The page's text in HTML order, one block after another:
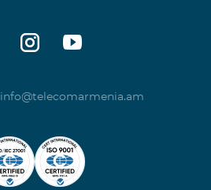
info@telecomarmenia.am